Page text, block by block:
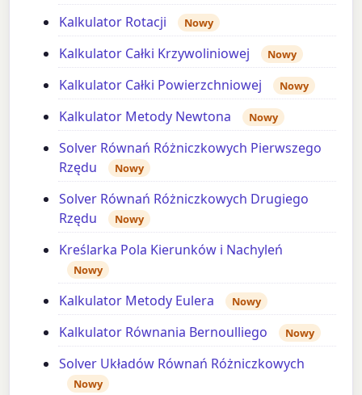
Kalkulator Rotacji Nowy
Kalkulator Całki Krzywoliniowej Nowy
Kalkulator Całki Powierzchniowej Nowy
Kalkulator Metody Newtona Nowy
Solver Równań Różniczkowych Pierwszego
Rzędu
Nowy
Solver Równań Różniczkowych Drugiego
Rzędu
Nowy
Kreślarka Pola Kierunków i Nachyleń
Nowy
Kalkulator Metody Eulera Nowy
Kalkulator Równania Bernoulliego Nowy
Solver Układów Równań Różniczkowych
Nowy